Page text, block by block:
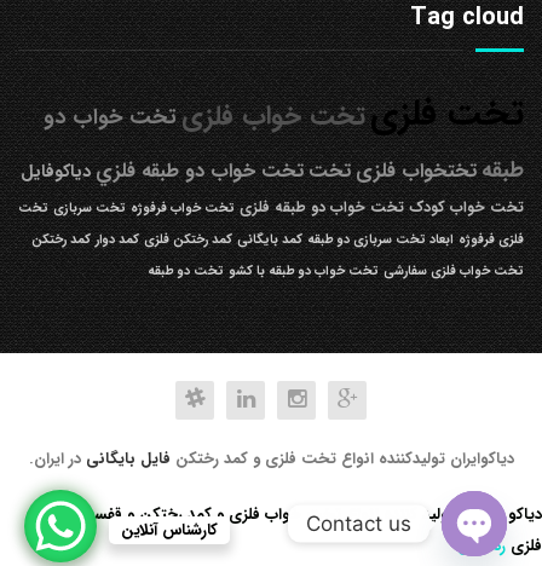
Tag cloud
تخت فلزیتخت خواب فلزیتخت خواب دو
طبقه تختخواب فلزیتختتخت خواب دو طبقه فلزيدیاکوفایل
تخت خواب کودک تخت خواب دو طبقه فلزی تخت خواب فرفوژه تخت سربازی تخت
فلزی فرفوژه ابعاد تخت سربازی دو طبقه کمد بایگانی کمد رختکن فلزی کمد دوار کمد رختکن
تخت خواب فلزی سفارشی تخت خواب دو طبقه با کشو تخت دو طبقه
دیاکوایران تولیدکننده انواع تخت فلزی و کمد رختکن فایل بایگانی در ایران.
کارشناس آنلاین
دیاکو صنعت تولید کننده انواع تخت خواب فلزی و کمد رختکن و قفسه کتابخانه
فلزی رد کردن
Contact us